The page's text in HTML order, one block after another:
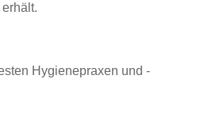
Hygienepraxen und -